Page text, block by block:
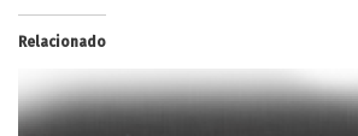
Relacionado